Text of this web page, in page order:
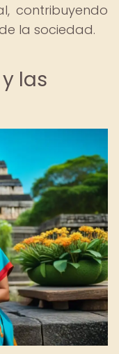
contribuyendo
la sociedad.
las